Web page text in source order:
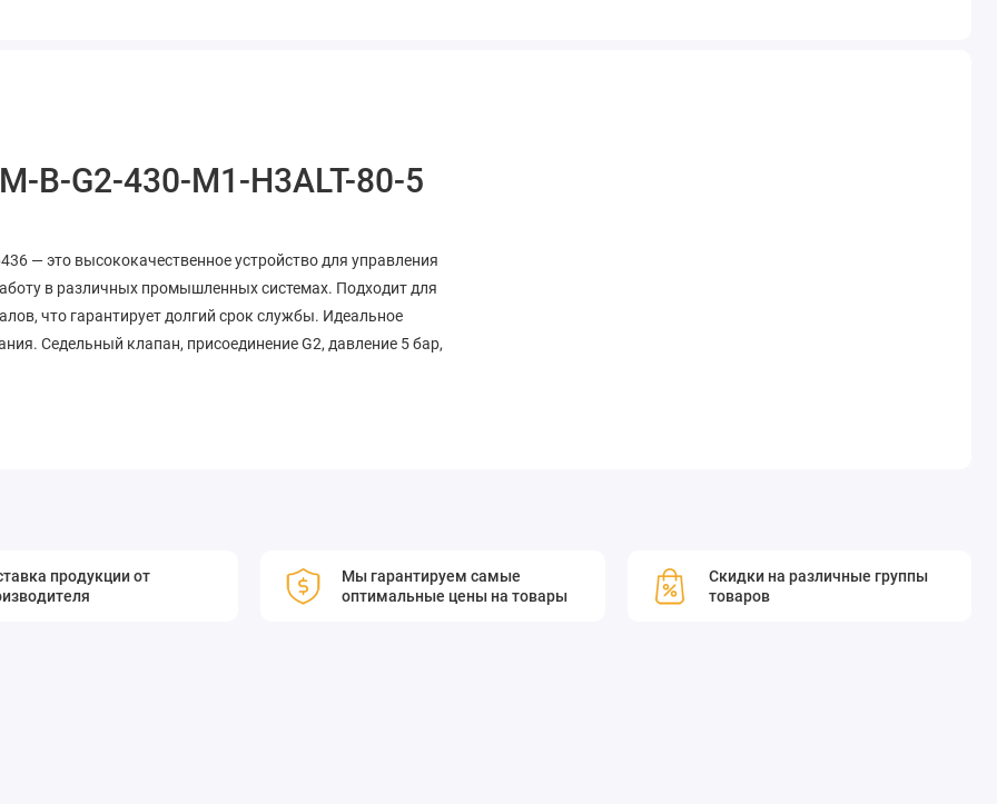
B-G2-430-M1-H3ALT-80-5
— это высококачественное устройство для управления
в различных промышленных системах. Подходит для
что гарантирует долгий срок службы. Идеальное
Седельный клапан, присоединение G2, давление 5 бар,
продукции от
Мы гарантируем самые
оптимальные цены на товары
Скидки на различные группы
товаров